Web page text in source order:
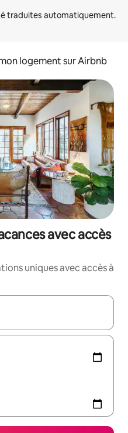
logement sur Airbnb
avec accès
uniques avec accès à
utilisez les flèches vers le